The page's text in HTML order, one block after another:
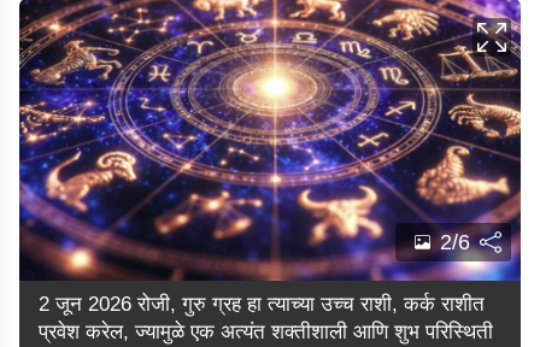
2/6
2 जून 2026 रोजी, गुरु ग्रह हा त्याच्या उच्च राशी, कर्क राशीत
प्रवेश करेल, ज्यामुळे एक अत्यंत शक्तीशाली आणि शुभ परिस्थिती